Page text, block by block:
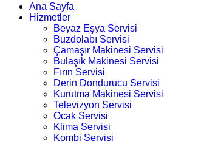
Ana Sayfa
Hizmetler
Beyaz Eşya Servisi
Buzdolabı Servisi
Çamaşır Makinesi Servisi
Bulaşık Makinesi Servisi
Fırın Servisi
Derin Dondurucu Servisi
Kurutma Makinesi Servisi
Televizyon Servisi
Ocak Servisi
Klima Servisi
Kombi Servisi